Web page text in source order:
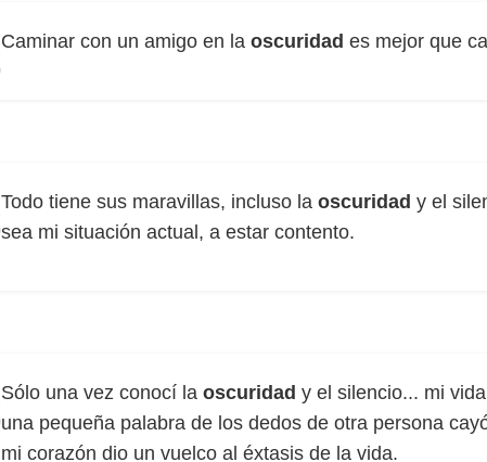
Caminar con un amigo en la oscuridad es mejor que
Todo tiene sus maravillas, incluso la oscuridad y el
sea mi situación actual, a estar contento.
Sólo una vez conocí la oscuridad y el silencio... mi
una pequeña palabra de los dedos de otra persona
mi corazón dio un vuelco al éxtasis de la vida.